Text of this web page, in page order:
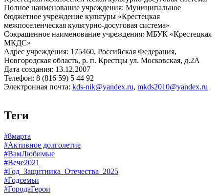
Полное наименование учреждения: Муниципальное
бюджетное учреждение культуры «Крестецкая
межпоселенческая культурно-досуговая система»
Сокращенное наименование учреждения: МБУК «Крестецкая
МКДС»
Адрес учреждения: 175460, Российская Федерация,
Новгородская область, р. п. Крестцы ул. Московская, д.2А
Дата создания: 13.12.2007
Телефон: 8 (816 59) 5 44 92
Электронная почта: kds-nik@yandex.ru, mkds2010@yandex.ru
Теги
#8марта
#Активное долголетие
#ВамЛюбимые
#Вече2021
#Год_Защитника_Отечества_2025
#Годсемьи
#ГородаГерои